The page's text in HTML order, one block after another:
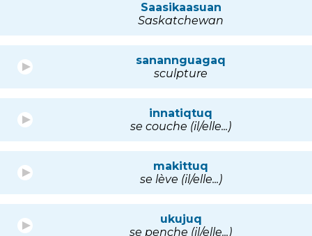
Saasikaasuan
Saskatchewan
sanannguagaq
sculpture
innatiqtuq
se couche (il/elle...)
makittuq
se lève (il/elle...)
ukujuq
se penche (il/elle...)